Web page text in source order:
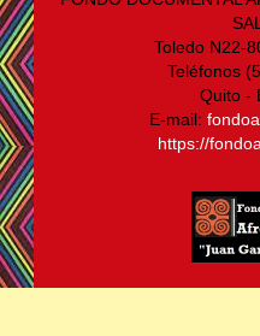
Toledo N22-
Teléfonos
Quito -
E-mail:
https://